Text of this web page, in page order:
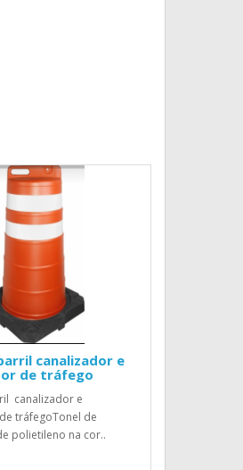
canalizador e
de tráfego
canalizador e
tráfegoTonel de
polietileno na cor..